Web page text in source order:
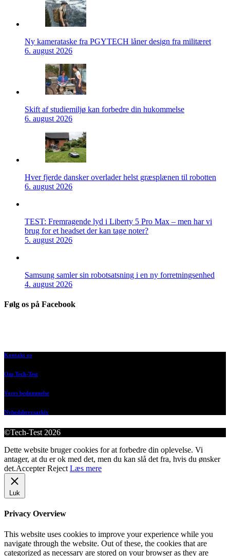
Ny kamerataske fra PGYTECH låner design fra militæret
6. august 2026
Skift af studiemiljø kan forbedre din hukommelse
6. august 2026
Hver fjerde dansker overlader helst græsplænen til robotten
6. august 2026
TEST: Fremragende lyd i Liberty 5 Pro Max – men har vi
brug for et headset der kan tage noter?
5. august 2026
Samsung samler sin robotsatsning i en ny forretningsenhed
4. august 2026
Følg os på Facebook
Kontakt os
Om Tech-Test
Vores bedømmelse
Nyhedsbrevsarkiv
©Tech-Test 2026
Dette website bruger cookies for at forbedre din oplevelse. Vi
antager, at du er ok med det, men du kan slå det fra, hvis du ønsker
det.Accepter Reject Læs mere
Luk
Privacy Overview
This website uses cookies to improve your experience while you
navigate through the website. Out of these, the cookies that are
categorized as necessary are stored on your browser as they are